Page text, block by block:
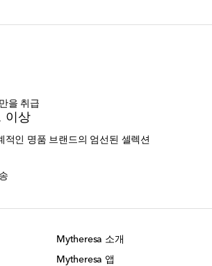
을 취급
이상
적인 명품 브랜드의 엄선된 셀렉션
Mytheresa 소개
Mytheresa 앱